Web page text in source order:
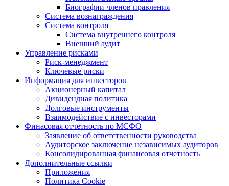
Биографии членов правления
Система вознаграждения
Система контроля
Система внутреннего контроля
Внешний аудит
Управление рисками
Риск-менеджмент
Ключевые риски
Информация для инвесторов
Акционерный капитал
Дивидендная политика
Долговые инструменты
Взаимодействие с инвеcторами
Финасовая отчетность по МСФО
Заявление об ответственности руководства
Аудиторское заключение независимых аудиторов
Консолидированная финансовая отчетность
Дополнительные ссылки
Приложения
Политика Cookie